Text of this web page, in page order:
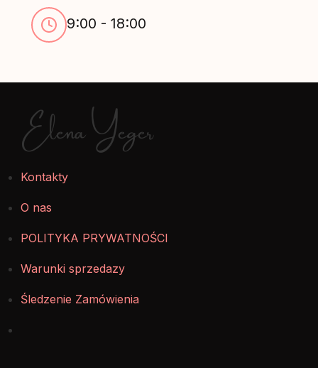
9:00 - 18:00
Elena Yeger
Kontakty
O nas
POLITYKA PRYWATNOŚCI
Warunki sprzedazy
Śledzenie Zamówienia